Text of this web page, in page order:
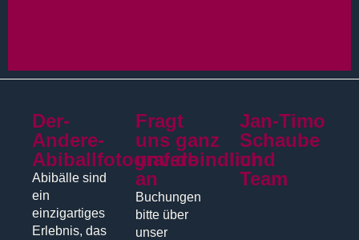
Der-
Andere-
Abiballfotograf.de
Abibälle sind
ein
einzigartiges
Erlebnis, das
Fragt
uns ganz
unverbindlich
an
Buchungen
bitte über
unser
Jan-Timo
Schaube
und
Team